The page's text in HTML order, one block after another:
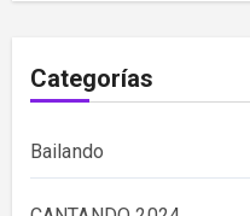
Categorías
Bailando